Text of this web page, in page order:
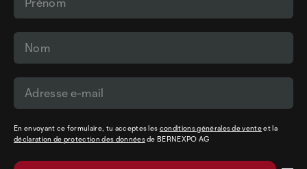
En envoyant ce formulaire, tu acceptes les conditions générales de venteet la
déclaration de protection des donnéesde BERNEXPO AG